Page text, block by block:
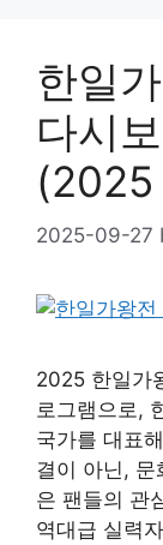
한일
다시
(2025
2025-09-27
2025 한일가
로그램으로,
국가를 대표
결이 아닌,
은 팬들의 관
역대급 실력